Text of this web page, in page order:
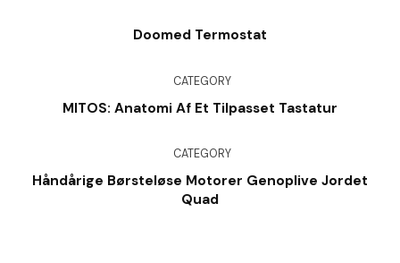
Doomed Termostat
CATEGORY
MITOS: Anatomi Af Et Tilpasset Tastatur
CATEGORY
Håndårige Børsteløse Motorer Genoplive Jordet
Quad